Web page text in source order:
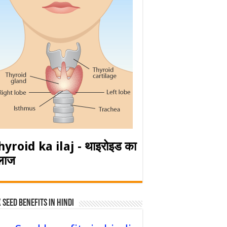
ka ilaj - थाइरोइड का
Seed Benefits in hindi